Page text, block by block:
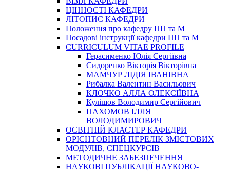
ЦІННОСТІ КАФЕДРИ
ЛІТОПИС КАФЕДРИ
Положення про кафедру ПП та М
Посадові інструкції кафедри ПП та М
CURRICULUM VITAE PROFILE
Герасименко Юлія Сергіївна
Сидоренко Вікторія Вікторівна
МАМЧУР ЛІДІЯ ІВАНІВНА
Рибалка Валентин Васильович
КЛОЧКО АЛЛА ОЛЕКСІЇВНА
Кулішов Володимир Сергійович
ПАХОМОВ ІЛЛЯ
ВОЛОДИМИРОВИЧ
ОСВІТНІЙ КЛАСТЕР КАФЕДРИ
ОРІЄНТОВНИЙ ПЕРЕЛІК ЗМІСТОВИХ
МОДУЛІВ, СПЕЦКУРСІВ
МЕТОДИЧНЕ ЗАБЕЗПЕЧЕННЯ
НАУКОВІ ПУБЛІКАЦІЇ НАУКОВО-